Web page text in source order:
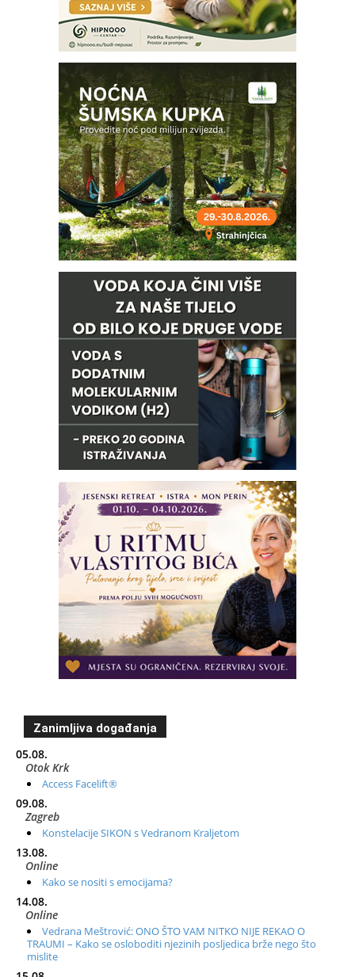
Zanimljiva događanja
05.08.
Otok Krk
Access Facelift®
09.08.
Zagreb
Konstelacije SIKON s Vedranom Kraljetom
13.08.
Online
Kako se nositi s emocijama?
14.08.
Online
Vedrana Meštrović: ONO ŠTO VAM NITKO NIJE REKAO O
TRAUMI – Kako se osloboditi njezinih posljedica brže nego što
mislite